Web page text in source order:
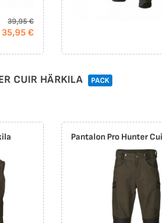
39,95 €
35,95 €
CUIR HÄRKILA PACK
Pantalon Pro Hunter